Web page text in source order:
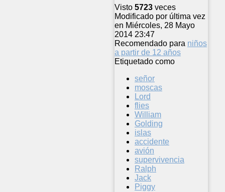
Visto 5723 veces
Modificado por última vez
en Miércoles, 28 Mayo
2014 23:47
Recomendado para niños
a partir de 12 años
Etiquetado como
señor
moscas
Lord
flies
William
Golding
islas
accidente
avión
supervivencia
Ralph
Jack
Piggy